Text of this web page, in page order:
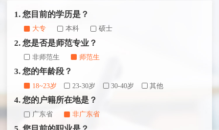
1. 您目前的学历是？
大专 本科 硕士
2. 您是否是师范专业？
非师范生 师范生
3. 您的年龄段？
18~23岁 23-30岁 30-40岁 其他
4. 您的户籍所在地是？
广东省 非广东省